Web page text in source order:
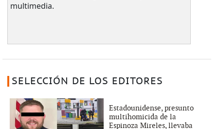
multimedia.
SELECCIÓN DE LOS EDITORES
Estadounidense, presunto
multihomicida de la
Espinoza Mireles, llevaba